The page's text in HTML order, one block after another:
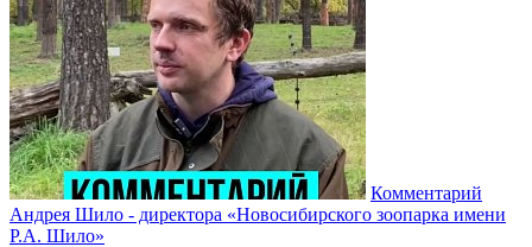
Комментарий
Андрея Шило - директора «Новосибирского зоопарка имени
Р.А. Шило»